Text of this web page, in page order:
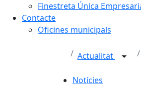
Finestreta Única
Contacte
Oficines municipals
Actualitat
Notícies